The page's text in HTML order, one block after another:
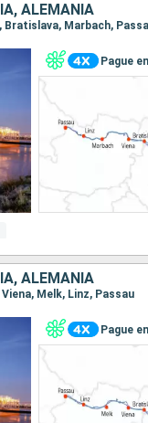
ALEMANIA
Bratislava, Marbach,
Pague
ALEMANIA
Melk, Linz, Passau
Pague